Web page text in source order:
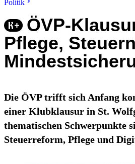
Politik
ÖVP-
Pflege,
Die ÖVP trifft sich Anfang
einer Klubklausur in St.
thematischen Schwerpunkte
Steuerreform, Pflege und